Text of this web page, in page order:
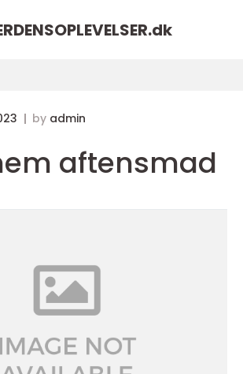
dk
by admin
aftensmad